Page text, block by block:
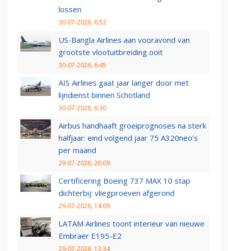
lossen
30-07-2026, 6:52
US-Bangla Airlines aan vooravond van
grootste vlootuitbreiding ooit
30-07-2026, 6:45
AIS Airlines gaat jaar langer door met
lijndienst binnen Schotland
30-07-2026, 6:30
Airbus handhaaft groeiprognoses na sterk
halfjaar: eind volgend jaar 75 A320neo’s
per maand
29-07-2026, 20:09
Certificering Boeing 737 MAX 10 stap
dichterbij: vliegproeven afgerond
29-07-2026, 14:09
LATAM Airlines toont interieur van nieuwe
Embraer E195-E2
29-07-2026, 13:34